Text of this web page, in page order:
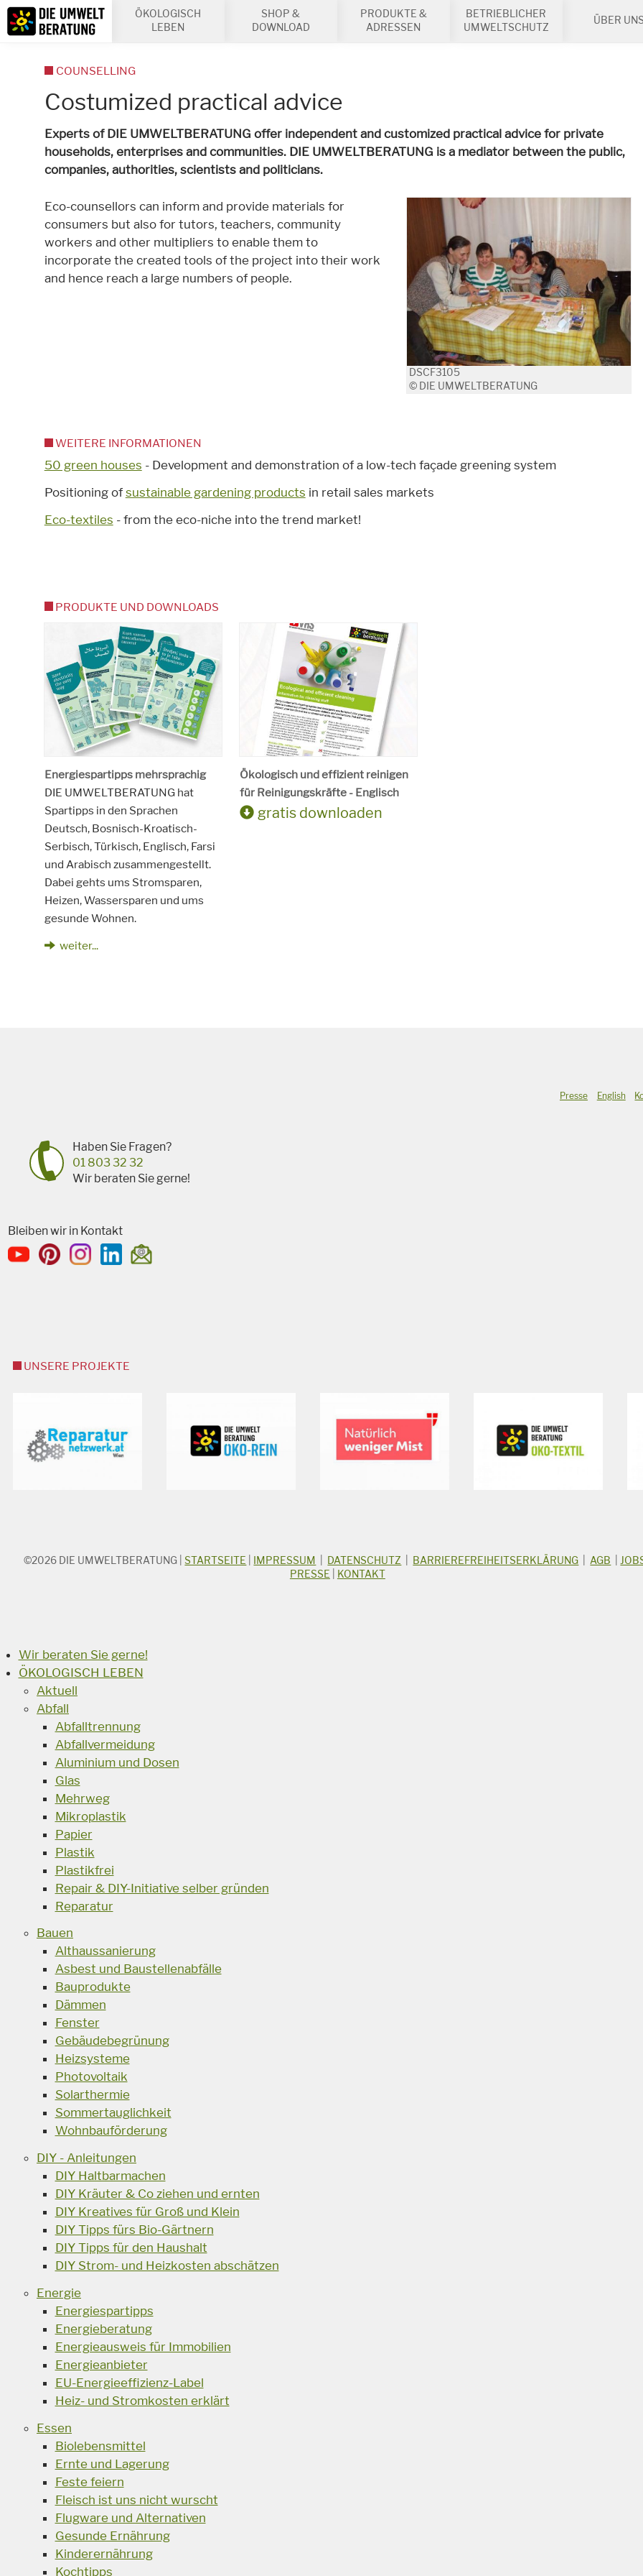
Inhalt
Suche
ÖKOLOGISCH
LEBEN
SHOP &
DOWNLOAD
PRODUKTE &
ADRESSEN
BETRIEBLICHER
UMWELTSCHUTZ
ÜBER
Costumized practical advice
Experts of DIE UMWELTBERATUNG offer independent and customized practical advice for private
households, enterprises and communities. DIE UMWELTBERATUNG is a mediator between the public,
companies, authorities, scientists and politicians.
DSCF3105
© DIE UMWELTBERATUNG
Eco-counsellors can inform and provide materials for
consumers but also for tutors, teachers, community
workers and other multipliers to enable them to
incorporate the created tools of the project into their work
and hence reach a large numbers of people.
WEITERE INFORMATIONEN
50 green houses - Development and demonstration of a low-tech façade greening system
Positioning of sustainable gardening products in retail sales markets
Eco-textiles - from the eco-niche into the trend market!
PRODUKTE UND DOWNLOADS
Energiespartipps mehrsprachig
DIE UMWELTBERATUNG hat
Spartipps in den Sprachen
Deutsch, Bosnisch-Kroatisch-
Serbisch, Türkisch, Englisch, Farsi
und Arabisch zusammengestellt.
Dabei gehts ums Stromsparen,
Heizen, Wassersparen und ums
gesunde Wohnen.
weiter...
Ökologisch und effizient reinigen
für Reinigungskräfte - Englisch
gratis downloaden
COUNSELLING
Presse English
Haben Sie Fragen?
01 803 32 32
Wir beraten Sie gerne!
Bleiben wir in Kontakt
UNSERE PROJEKTE
©2026 DIE UMWELTBERATUNG |STARTSEITE IMPRESSUM DATENSCHUTZ BARRIEREFREIHEITSERKLÄRUNG |AGB |
PRESSE
KONTAKT
Wir beraten Sie gerne!
ÖKOLOGISCH LEBEN
Aktuell
Abfall
Abfalltrennung
Abfallvermeidung
Aluminium und Dosen
Glas
Mehrweg
Mikroplastik
Papier
Plastik
Plastikfrei
Repair & DIY-Initiative selber gründen
Reparatur
Bauen
Althaussanierung
Asbest und Baustellenabfälle
Bauprodukte
Dämmen
Fenster
Gebäudebegrünung
Heizsysteme
Photovoltaik
Solarthermie
Sommertauglichkeit
Wohnbauförderung
DIY - Anleitungen
DIY Haltbarmachen
DIY Kräuter & Co ziehen und ernten
DIY Kreatives für Groß und Klein
DIY Tipps fürs Bio-Gärtnern
DIY Tipps für den Haushalt
DIY Strom- und Heizkosten abschätzen
Energie
Energiespartipps
Energieberatung
Energieausweis für Immobilien
Energieanbieter
EU-Energieeffizienz-Label
Heiz- und Stromkosten erklärt
Essen
Biolebensmittel
Ernte und Lagerung
Feste feiern
Fleisch ist uns nicht wurscht
Flugware und Alternativen
Gesunde Ernährung
Kinderernährung
Kochtipps